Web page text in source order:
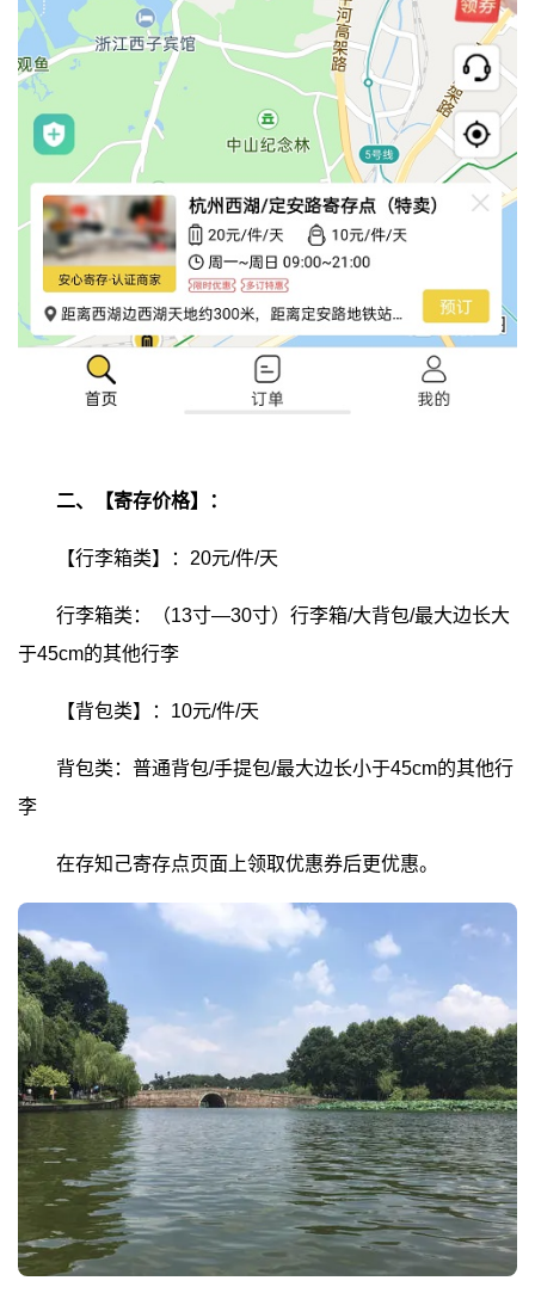
二、【寄存价格】：
【行李箱类】：20元/件/天
行李箱类：（13寸—30寸）行李箱/大背包/最大边长大
于45cm的其他行李
【背包类】：10元/件/天
背包类：普通背包/手提包/最大边长小于45cm的其他行
李
在存知己寄存点页面上领取优惠券后更优惠。